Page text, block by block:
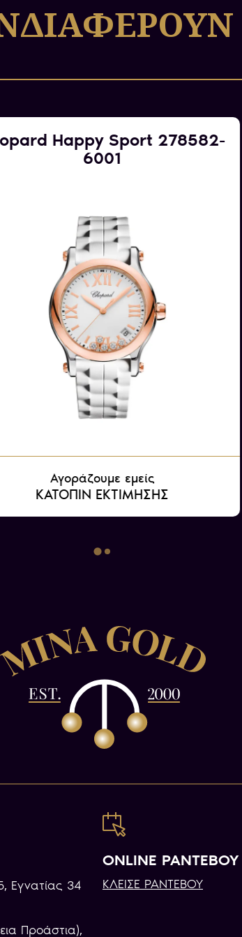
Happy Sport 278582-
6001
Αγοράζουμε εμείς
ΚΑΤΟΠΙΝ ΕΚΤΙΜΗΣΗΣ
Εγνατίας 34
Προάστια),
ONLINE ΡΑΝΤΕΒΟΥ
ΚΛΕΙΣΕ ΡΑΝΤΕΒΟΥ